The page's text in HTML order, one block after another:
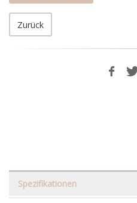
Zurück
Spezifikationen